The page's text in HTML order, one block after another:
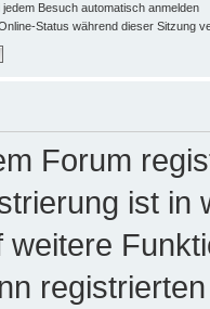
jedem Besuch automatisch anmelden
Status während dieser Sitzung
Forum
ist in
weitere